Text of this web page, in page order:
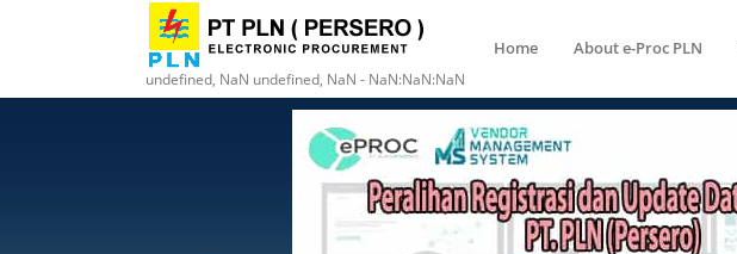
undefined, NaN undefined, NaN - NaN:NaN:NaN
Home About e-Proc PLN